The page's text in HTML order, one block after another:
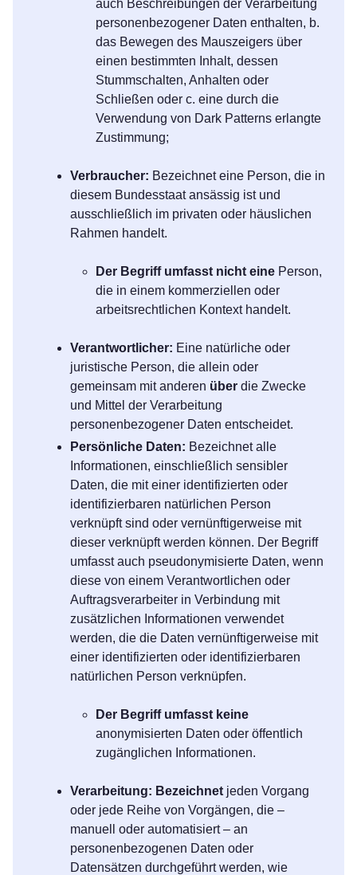
auch Beschreibungen der Verarbeitung
personenbezogener Daten enthalten, b.
das Bewegen des Mauszeigers über
einen bestimmten Inhalt, dessen
Stummschalten, Anhalten oder
Schließen oder c. eine durch die
Verwendung von Dark Patterns erlangte
Zustimmung;
Verbraucher: Bezeichnet eine Person, die in
diesem Bundesstaat ansässig ist und
ausschließlich im privaten oder häuslichen
Rahmen handelt.
Der Begriff umfasst nicht eine Person,
die in einem kommerziellen oder
arbeitsrechtlichen Kontext handelt.
Verantwortlicher: Eine natürliche oder
juristische Person, die allein oder
gemeinsam mit anderen über die Zwecke
und Mittel der Verarbeitung
personenbezogener Daten entscheidet.
Persönliche Daten: Bezeichnet alle
Informationen, einschließlich sensibler
Daten, die mit einer identifizierten oder
identifizierbaren natürlichen Person
verknüpft sind oder vernünftigerweise mit
dieser verknüpft werden können. Der Begriff
umfasst auch pseudonymisierte Daten, wenn
diese von einem Verantwortlichen oder
Auftragsverarbeiter in Verbindung mit
zusätzlichen Informationen verwendet
werden, die die Daten vernünftigerweise mit
einer identifizierten oder identifizierbaren
natürlichen Person verknüpfen.
Der Begriff umfasst keine
anonymisierten Daten oder öffentlich
zugänglichen Informationen.
Verarbeitung: Bezeichnet jeden Vorgang
oder jede Reihe von Vorgängen, die –
manuell oder automatisiert – an
personenbezogenen Daten oder
Datensätzen durchgeführt werden, wie